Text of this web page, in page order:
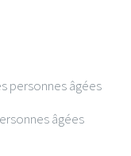
personnes âgées
âgées